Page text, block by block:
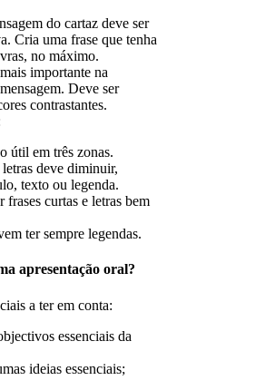
do cartaz deve ser
Cria uma frase que tenha
no máximo.
importante na
Deve ser
contrastantes.
útil em três zonas.
deve diminuir,
texto ou legenda.
frases curtas e letras bem
ter sempre legendas.
apresentação oral?
a ter em conta:
essenciais da
ideias essenciais;